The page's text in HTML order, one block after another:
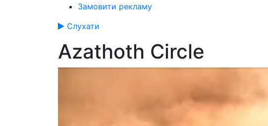
Замовити рекламу
Слухати
Azathoth Circle